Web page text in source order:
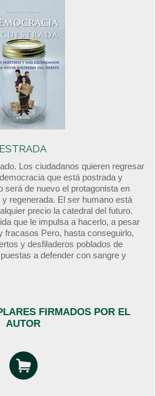
Los ciudadanos quieren regresar
que está postrada y
será de nuevo el protagonista en
regenerada. El ser humano está
precio la catedral del futuro.
que le impulsa a hacerlo, a pesar
fracasos Pero, hasta conseguirlo,
y desfiladeros poblados de
a defender con sangre y
FIRMADOS POR EL
AUTOR